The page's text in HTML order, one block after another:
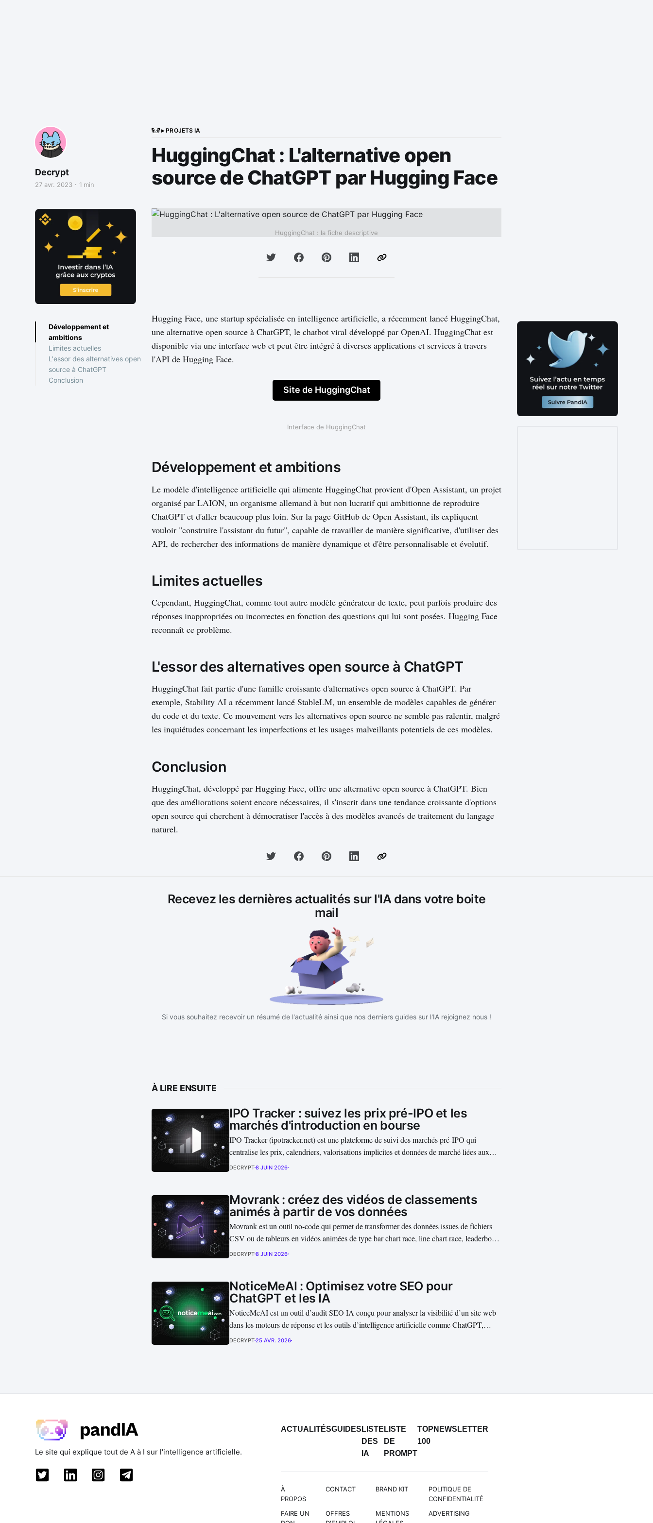
▸ PROJETS IA
HuggingChat : L'alternative open
source de ChatGPT par Hugging Face
Decrypt
27 avr. 2023 1 min
HuggingChat : la fiche descriptive
Développement et
ambitions
Limites actuelles
L'essor des alternatives open
source à ChatGPT
Conclusion
Hugging Face, une startup spécialisée en intelligence artificielle, a récemment lancé HuggingChat,
une alternative open source à ChatGPT, le chatbot viral développé par OpenAI. HuggingChat est
disponible via une interface web et peut être intégré à diverses applications et services à travers
l'API de Hugging Face.
Site de HuggingChat
Interface de HuggingChat
Développement et ambitions
Le modèle d'intelligence artificielle qui alimente HuggingChat provient d'Open Assistant, un projet
organisé par LAION, un organisme allemand à but non lucratif qui ambitionne de reproduire
ChatGPT et d'aller beaucoup plus loin. Sur la page GitHub de Open Assistant, ils expliquent
vouloir "construire l'assistant du futur", capable de travailler de manière significative, d'utiliser des
API, de rechercher des informations de manière dynamique et d'être personnalisable et évolutif.
Limites actuelles
Cependant, HuggingChat, comme tout autre modèle générateur de texte, peut parfois produire des
réponses inappropriées ou incorrectes en fonction des questions qui lui sont posées. Hugging Face
reconnaît ce problème.
L'essor des alternatives open source à ChatGPT
HuggingChat fait partie d'une famille croissante d'alternatives open source à ChatGPT. Par
exemple, Stability AI a récemment lancé StableLM, un ensemble de modèles capables de générer
du code et du texte. Ce mouvement vers les alternatives open source ne semble pas ralentir, malgré
les inquiétudes concernant les imperfections et les usages malveillants potentiels de ces modèles.
Conclusion
HuggingChat, développé par Hugging Face, offre une alternative open source à ChatGPT. Bien
que des améliorations soient encore nécessaires, il s'inscrit dans une tendance croissante d'options
open source qui cherchent à démocratiser l'accès à des modèles avancés de traitement du langage
naturel.
Recevez les dernières actualités sur l'IA dans votre boite
mail
Si vous souhaitez recevoir un résumé de l'actualité ainsi que nos derniers guides sur l'IA rejoignez nous !
À LIRE ENSUITE
IPO Tracker : suivez les prix pré-IPO et les
marchés d'introduction en bourse
IPO Tracker (ipotracker.net) est une plateforme de suivi des marchés pré-IPO qui
centralise les prix, calendriers, valorisations implicites et données de marché liées aux
entreprises qui préparent leur introduction en bourse. L'outil agrège plusieurs sources
DECRYPT8 JUIN 2026
Movrank : créez des vidéos de classements
animés à partir de vos données
Movrank est un outil no-code qui permet de transformer des données issues de fichiers
CSV ou de tableurs en vidéos animées de type bar chart race, line chart race, leaderboard
ou classement dynamique. La plateforme génère automatiquement des vidéos MP4
DECRYPT8 JUIN 2026
NoticeMeAI : Optimisez votre SEO pour
ChatGPT et les IA
NoticeMeAI est un outil d’audit SEO IA conçu pour analyser la visibilité d’un site web
dans les moteurs de réponse et les outils d’intelligence artificielle comme ChatGPT,
Claude, Perplexity ou Gemini. Il permet de scanner un site afin de vérifier s’il peut être
DECRYPT25 AVR. 2026
Le site qui explique tout de A à I sur l'intelligence artificielle.
ACTUALITÉSGUIDES LISTE
DES
IA
LISTE
DE
PROMPT
TOP
100
NEWSLETTER
À
PROPOS
FAIRE UN
CONTACT
OFFRES
BRAND KIT
MENTIONS
POLITIQUE DE
CONFIDENTIALITÉ
ADVERTISING